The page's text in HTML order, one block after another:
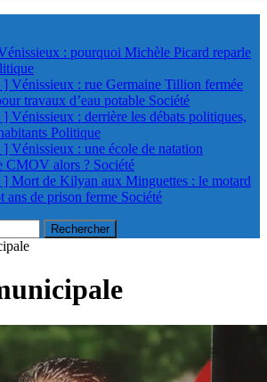
: pourquoi Michèle Picard reparle
] Vénissieux : rue Germaine Tillion fermée
travaux d’eau potable Société
] Vénissieux : derrière les débats politiques,
Politique
] Vénissieux : une école de natation
CMOV alors ? Société
] Mort de Kilyan aux Minguettes : le motard
ans de prison ferme Société